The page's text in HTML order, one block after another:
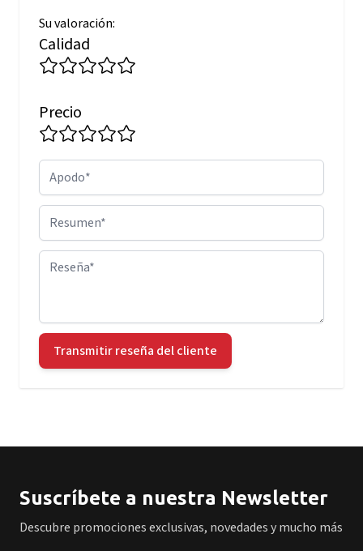
Su valoración:
Calidad
Precio
Apodo
Resumen
Reseña
Transmitir reseña del cliente
Suscríbete a nuestra Newsletter
Descubre promociones exclusivas, novedades y mucho más